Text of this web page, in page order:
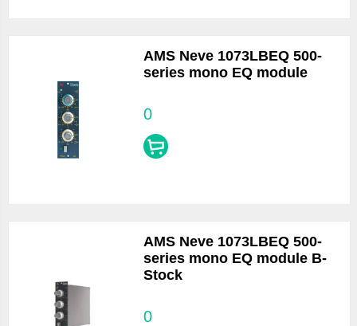
AMS Neve 1073LBEQ 500-
series mono EQ module
0
AMS Neve 1073LBEQ 500-
series mono EQ module B-
Stock
0